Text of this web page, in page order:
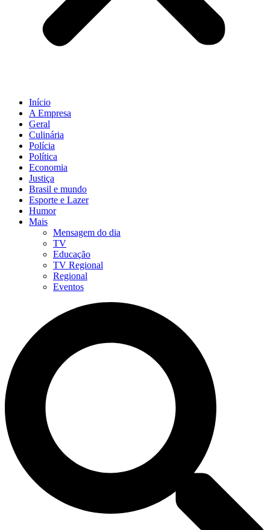
Início
A Empresa
Geral
Culinária
Polícia
Política
Economia
Justiça
Brasil e mundo
Esporte e Lazer
Humor
Mais
Mensagem do dia
TV
Educação
TV Regional
Regional
Eventos